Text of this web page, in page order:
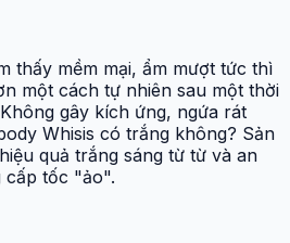
thấy mềm mại, ẩm mượt tức thì
một cách tự nhiên sau một thời
gây kích ứng, ngứa rát
Whisis có trắng không? Sản
quả trắng sáng từ từ và an
cấp tốc "ảo".